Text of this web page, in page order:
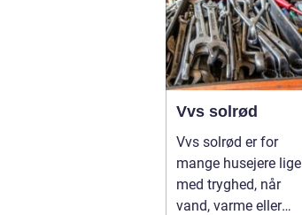
Vvs solrød
Vvs solrød er for
mange husejere lige
med tryghed, når
vand, varme eller